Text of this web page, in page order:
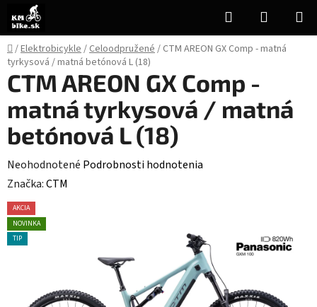
obsah
Hľadať
KOŠÍK
Domov
/Elektrobicykle/Celoodpružené/ CTM AREON GX Comp - matná
tyrkysová / matná betónová L (18)
CTM AREON GX Comp -
matná tyrkysová / matná
betónová L (18)
Priemerné
hodnotenie
produktu
je
0,0
hviezdičiek.
Neohodnotené Podrobnosti hodnotenia
Značka:CTM
AKCIA
NOVINKA
TIP